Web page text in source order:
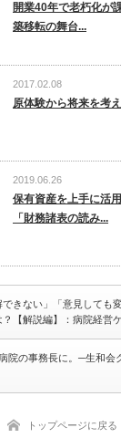
開業40年で老朽化が
築移転の舞台...
2017.02.08
原体験から将来を考
2019.06.26
保有資産を上手に活
「財務諸表の読み...
できない」「意見しても
【解説編】：病院経営
院の事務長に。─生和会
トップページに戻る